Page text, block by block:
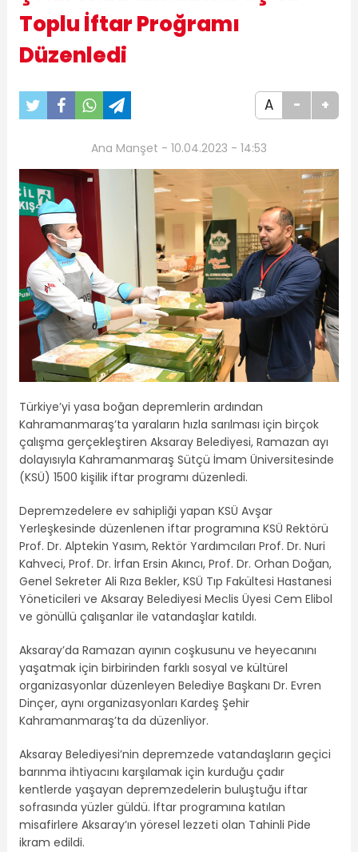
Toplu İftar Proğramı
Düzenledi
A - +
Ana Manşet - 10.04.2023 - 14:53
Türkiye’yi yasa boğan depremlerin ardından
Kahramanmaraş’ta yaraların hızla sarılması için birçok
çalışma gerçekleştiren Aksaray Belediyesi, Ramazan ayı
dolayısıyla Kahramanmaraş Sütçü İmam Üniversitesinde
(KSÜ) 1500 kişilik iftar programı düzenledi.
Depremzedelere ev sahipliği yapan KSÜ Avşar
Yerleşkesinde düzenlenen iftar programına KSÜ Rektörü
Prof. Dr. Alptekin Yasım, Rektör Yardımcıları Prof. Dr. Nuri
Kahveci, Prof. Dr. İrfan Ersin Akıncı, Prof. Dr. Orhan Doğan,
Genel Sekreter Ali Rıza Bekler, KSÜ Tıp Fakültesi Hastanesi
Yöneticileri ve Aksaray Belediyesi Meclis Üyesi Cem Elibol
ve gönüllü çalışanlar ile vatandaşlar katıldı.
Aksaray’da Ramazan ayının coşkusunu ve heyecanını
yaşatmak için birbirinden farklı sosyal ve kültürel
organizasyonlar düzenleyen Belediye Başkanı Dr. Evren
Dinçer, aynı organizasyonları Kardeş Şehir
Kahramanmaraş’ta da düzenliyor.
Aksaray Belediyesi’nin depremzede vatandaşların geçici
barınma ihtiyacını karşılamak için kurduğu çadır
kentlerde yaşayan depremzedelerin buluştuğu iftar
sofrasında yüzler güldü. İftar programına katılan
misafirlere Aksaray’ın yöresel lezzeti olan Tahinli Pide
ikram edildi.